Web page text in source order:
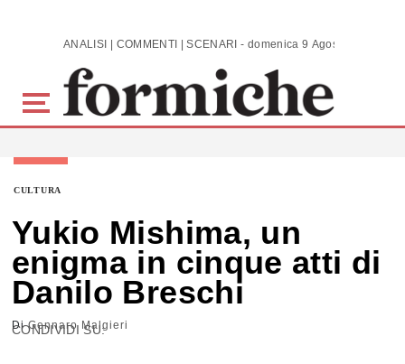
Skip to main content ANALISI | COMMENTI | SCENARI - domenica 9 Agosto 2026
CULTURA
Yukio Mishima, un
enigma in cinque atti di
Danilo Breschi
DiGennaro Malgieri
CONDIVIDI SU: